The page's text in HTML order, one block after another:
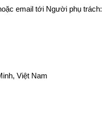
email tới Người phụ trách:
Việt Nam